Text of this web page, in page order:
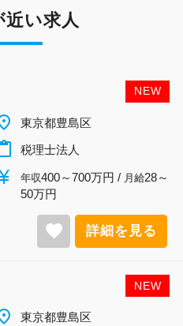
近い求人
NEW
東京都豊島区
content_paste 税理士法人
年収400～700万円 / 月給28～
50万円
favorite 詳細を見る
NEW
東京都豊島区